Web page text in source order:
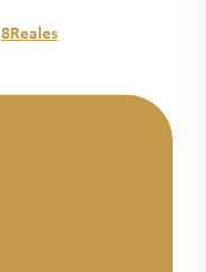
8Reales